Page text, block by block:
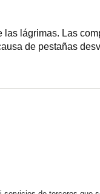
las lágrimas. Las
de pestañas